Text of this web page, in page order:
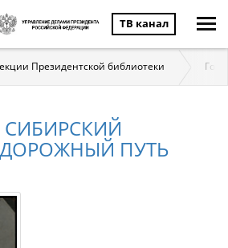
ТВ канал
Президентской библиотеки
ПУТЬ